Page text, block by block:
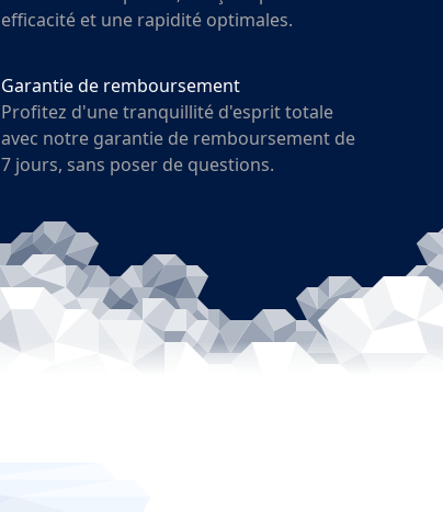
efficacité et une rapidité optimales.
Garantie de remboursement
Profitez d'une tranquillité d'esprit totale
avec notre garantie de remboursement de
7 jours, sans poser de questions.